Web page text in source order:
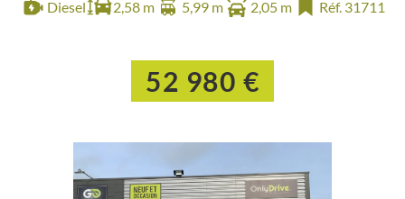
Diesel
2,58 m 5,99 m 2,05 m Réf. 31711
52 980 €